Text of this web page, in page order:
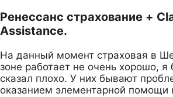
Ренессанс страхование +
Assistance.
На данный момент страховая в
зоне работает не очень хорошо,
сказал плохо. У них бывают
оказанием элементарной помощи